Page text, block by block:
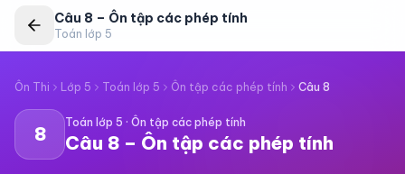
Câu 8 – Ôn tập các phép tính
Toán lớp 5
Ôn Thi Lớp 5 Toán lớp 5 Ôn tập các phép tính Câu 8
8
Toán lớp 5 · Ôn tập các phép tính
Câu 8 – Ôn tập các phép tính